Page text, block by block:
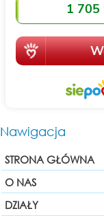
Nawigacja
STRONA GŁÓWNA
O NAS
DZIAŁY